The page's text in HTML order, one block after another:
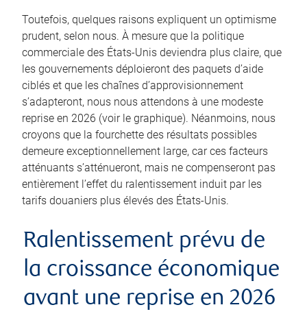
Toutefois, quelques raisons expliquent un optimisme
prudent, selon nous. À mesure que la politique
commerciale des États-Unis deviendra plus claire, que
les gouvernements déploieront des paquets d’aide
ciblés et que les chaînes d’approvisionnement
s’adapteront, nous nous attendons à une modeste
reprise en 2026 (voir le graphique). Néanmoins, nous
croyons que la fourchette des résultats possibles
demeure exceptionnellement large, car ces facteurs
atténuants s’atténueront, mais ne compenseront pas
entièrement l’effet du ralentissement induit par les
tarifs douaniers plus élevés des États-Unis.
Ralentissement prévu de
la croissance économique
avant une reprise en 2026